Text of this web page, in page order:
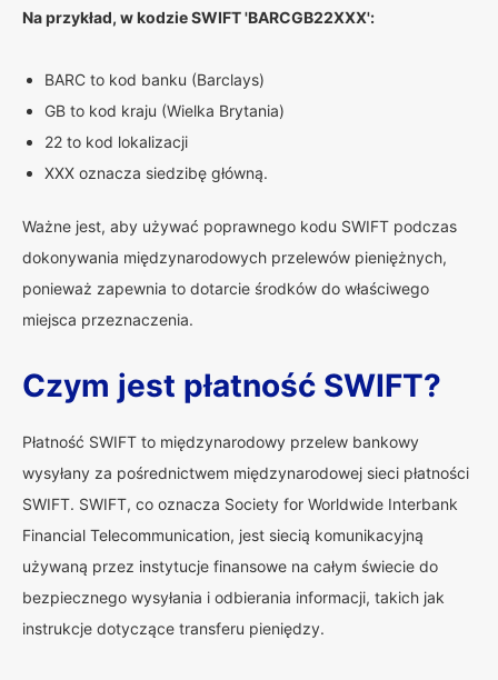
Na przykład, w kodzie SWIFT 'BARCGB22XXX':
BARC to kod banku (Barclays)
GB to kod kraju (Wielka Brytania)
22 to kod lokalizacji
XXX oznacza siedzibę główną.
Ważne jest, aby używać poprawnego kodu SWIFT podczas
dokonywania międzynarodowych przelewów pieniężnych,
ponieważ zapewnia to dotarcie środków do właściwego
miejsca przeznaczenia.
Czym jest płatność SWIFT?
Płatność SWIFT to międzynarodowy przelew bankowy
wysyłany za pośrednictwem międzynarodowej sieci płatności
SWIFT. SWIFT, co oznacza Society for Worldwide Interbank
Financial Telecommunication, jest siecią komunikacyjną
używaną przez instytucje finansowe na całym świecie do
bezpiecznego wysyłania i odbierania informacji, takich jak
instrukcje dotyczące transferu pieniędzy.